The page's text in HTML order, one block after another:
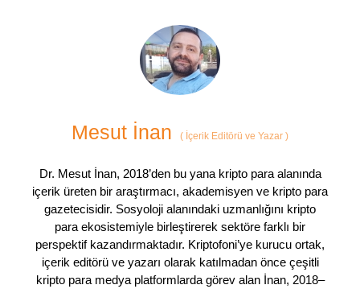
Mesut İnan ( İçerik Editörü ve Yazar )
Dr. Mesut İnan, 2018’den bu yana kripto para alanında
içerik üreten bir araştırmacı, akademisyen ve kripto para
gazetecisidir. Sosyoloji alanındaki uzmanlığını kripto
para ekosistemiyle birleştirerek sektöre farklı bir
perspektif kazandırmaktadır. Kriptofoni’ye kurucu ortak,
içerik editörü ve yazarı olarak katılmadan önce çeşitli
kripto para medya platformlarda görev alan İnan, 2018–